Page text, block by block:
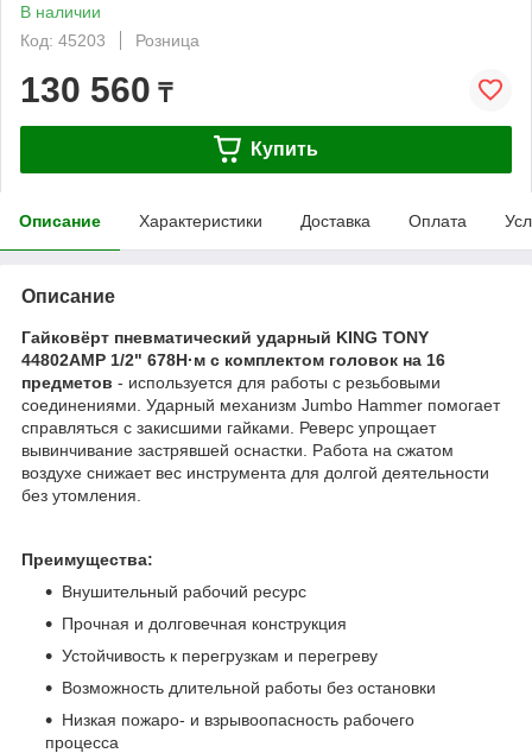
В наличии
Код: 45203
Розница
130 560 ₸
Купить
Описание Характеристики Доставка Оплата
Описание
Гайковёрт пневматический ударный KING TONY
44802AMP 1/2" 678Н·м с комплектом головок на 16
предметов - используется для работы с резьбовыми
соединениями. Ударный механизм Jumbo Hammer помогает
справляться с закисшими гайками. Реверс упрощает
вывинчивание застрявшей оснастки. Работа на сжатом
воздухе снижает вес инструмента для долгой деятельности
без утомления.
Преимущества:
Внушительный рабочий ресурс
Прочная и долговечная конструкция
Устойчивость к перегрузкам и перегреву
Возможность длительной работы без остановки
Низкая пожаро- и взрывоопасность рабочего
процесса